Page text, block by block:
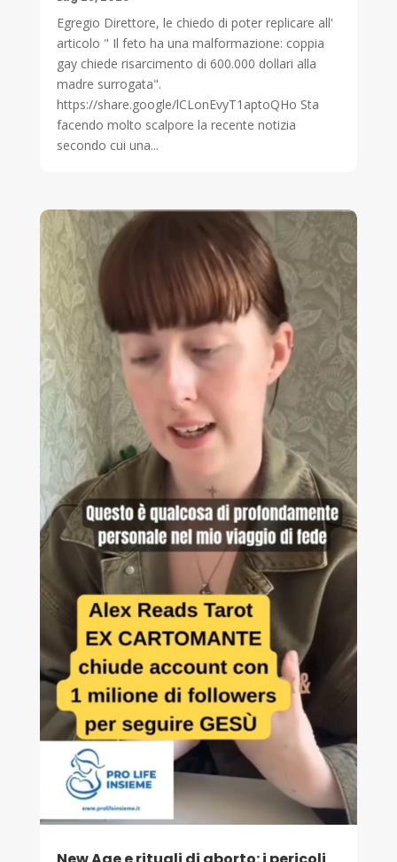
Egregio Direttore, le chiedo di poter replicare all'
articolo " Il feto ha una malformazione: coppia
gay chiede risarcimento di 600.000 dollari alla
madre surrogata".
https://share.google/lCLonEvyT1aptoQHo Sta
facendo molto scalpore la recente notizia
secondo cui una...